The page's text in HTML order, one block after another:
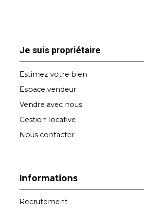
Je suis propriétaire
Estimez votre bien
Espace vendeur
Vendre avec nous
Gestion locative
Nous contacter
Informations
Recrutement